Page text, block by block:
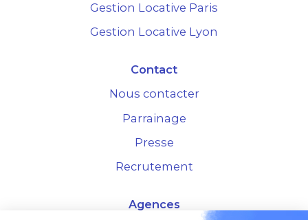
Gestion Locative Paris
Gestion Locative Lyon
Contact
Nous contacter
Parrainage
Presse
Recrutement
Agences